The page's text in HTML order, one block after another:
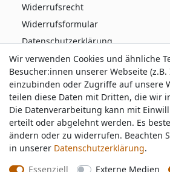
Widerrufsrecht
Widerrufsformular
Datenschutzerklärung
AGB
Impressum
Durchschnittliche
Wir verwenden Cookies und ähnliche
Besucher:innen unserer Webseite
einzubinden oder Zugriffe auf unsere
teilen diese Daten mit Dritten, die wir
Die Datenverarbeitung kann mit
erteilt oder abgelehnt werden. Es
ändern oder zu widerrufen. Beachten
in unserer Daten­schutz­erklärung.
Essenziell
Externe Medien
Wir verwenden Cookies und ähnliche
Besucher:innen unserer Webseite
einzubinden oder Zugriffe auf unsere
teilen diese Daten mit Dritten, die wir
Die Datenverarbeitung kann mit
erteilt oder abgelehnt werden. Es
ändern oder zu widerrufen. Beachten
in unserer Daten­schutz­erklärung.
Essenziell
Externe Medien